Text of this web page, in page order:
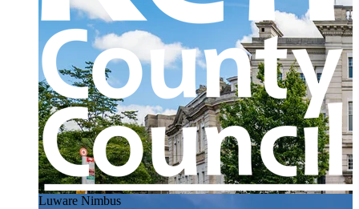
Luware Nimbus